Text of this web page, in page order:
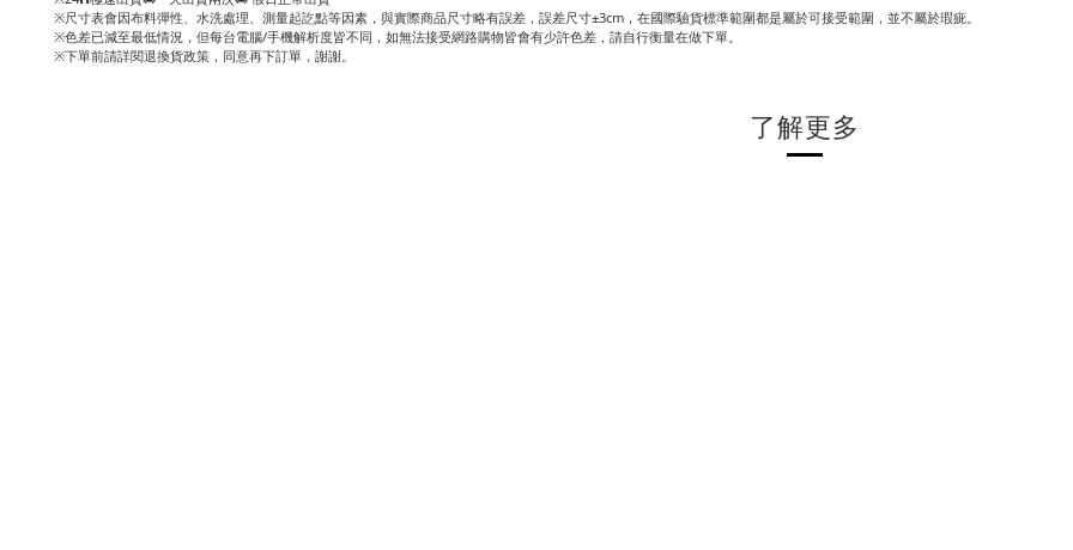
※尺寸表會因布料彈性、水洗處理、測量起訖點等因素，與實際商品尺寸略有誤差，誤差尺寸±3cm，在國際驗貨標準範圍都是屬於可接受範圍，並不屬於瑕疵。
※色差已減至最低情況，但每台電腦/手機解析度皆不同，如無法接受網路購物皆會有少許色差，請自行衡量在做下單。
※下單前請詳閱退換貨政策，同意再下訂單，謝謝。
了解更多